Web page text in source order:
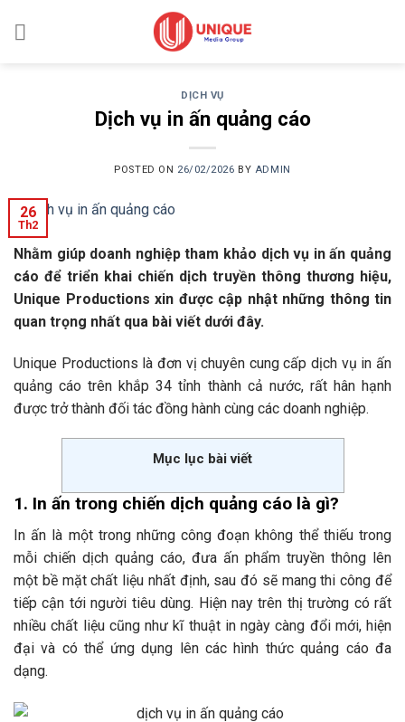
DỊCH VỤ
Dịch vụ in ấn quảng cáo
POSTED ON 26/02/2026 BY ADMIN
26
Th2
Nhằm giúp doanh nghiệp tham khảo dịch vụ in ấn quảng
cáo để triển khai chiến dịch truyền thông thương hiệu,
Unique Productions xin được cập nhật những thông tin
quan trọng nhất qua bài viết dưới đây.
Unique Productions là đơn vị chuyên cung cấp dịch vụ in ấn
quảng cáo trên khắp 34 tỉnh thành cả nước, rất hân hạnh
được trở thành đối tác đồng hành cùng các doanh nghiệp.
Mục lục bài viết
1. In ấn trong chiến dịch quảng cáo là gì?
In ấn là một trong những công đoạn không thể thiếu trong
mỗi chiến dịch quảng cáo, đưa ấn phẩm truyền thông lên
một bề mặt chất liệu nhất định, sau đó sẽ mang thi công để
tiếp cận tới người tiêu dùng. Hiện nay trên thị trường có rất
nhiều chất liệu cũng như kĩ thuật in ngày càng đổi mới, hiện
đại và có thể ứng dụng lên các hình thức quảng cáo đa
dạng.